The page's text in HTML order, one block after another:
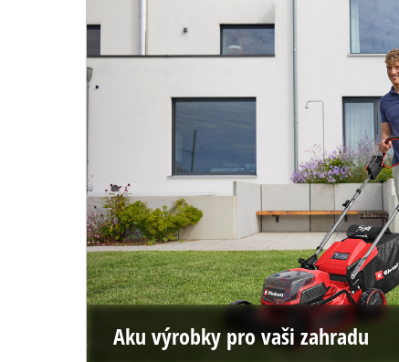
Aku výrobky pro vaši zahradu